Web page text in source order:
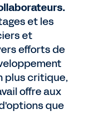
et les
et
efforts de
plus critique,
offre aux
que